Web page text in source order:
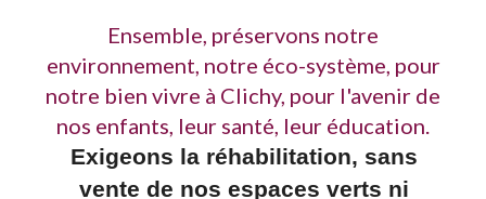
Ensemble, préservons notre
environnement, notre éco-système, pour
notre bien vivre à Clichy, pour l'avenir de
nos enfants, leur santé, leur éducation.
Exigeons la réhabilitation, sans
vente de nos espaces verts ni